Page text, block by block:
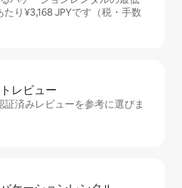
り¥3,168 JPYです（税・手数
レ⁠ビ⁠ュ⁠ー
証済みレビューを参考に選びま